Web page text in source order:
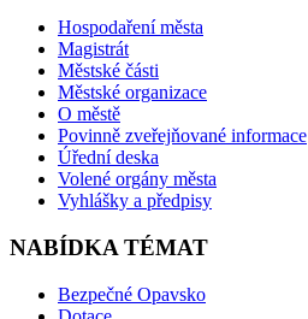
Hospodaření města
Magistrát
Městské části
Městské organizace
O městě
Povinně zveřejňované informace
Úřední deska
Volené orgány města
Vyhlášky a předpisy
NABÍDKA TÉMAT
Bezpečné Opavsko